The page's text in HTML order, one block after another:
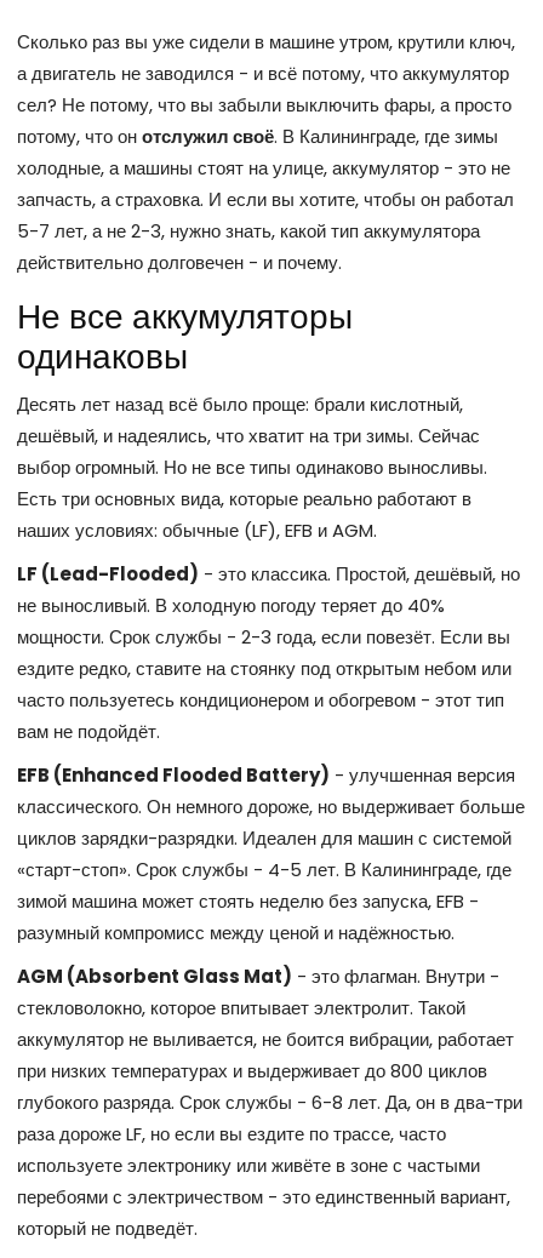
Сколько раз вы уже сидели в машине утром, крутили ключ,
а двигатель не заводился - и всё потому, что аккумулятор
сел? Не потому, что вы забыли выключить фары, а просто
потому, что онотслужил своё. В Калининграде, где зимы
холодные, а машины стоят на улице, аккумулятор - это не
запчасть, а страховка. И если вы хотите, чтобы он работал
5-7 лет, а не 2-3, нужно знать, какой тип аккумулятора
действительно долговечен - и почему.
Не все аккумуляторы
одинаковы
Десять лет назад всё было проще: брали кислотный,
дешёвый, и надеялись, что хватит на три зимы. Сейчас
выбор огромный. Но не все типы одинаково выносливы.
Есть три основных вида, которые реально работают в
наших условиях: обычные (LF), EFB и AGM.
LF (Lead-Flooded) - это классика. Простой, дешёвый, но
не выносливый. В холодную погоду теряет до 40%
мощности. Срок службы - 2-3 года, если повезёт. Если вы
ездите редко, ставите на стоянку под открытым небом или
часто пользуетесь кондиционером и обогревом - этот тип
вам не подойдёт.
EFB (Enhanced Flooded Battery) - улучшенная версия
классического. Он немного дороже, но выдерживает больше
циклов зарядки-разрядки. Идеален для машин с системой
«старт-стоп». Срок службы - 4-5 лет. В Калининграде, где
зимой машина может стоять неделю без запуска, EFB -
разумный компромисс между ценой и надёжностью.
AGM (Absorbent Glass Mat) - это флагман. Внутри -
стекловолокно, которое впитывает электролит. Такой
аккумулятор не выливается, не боится вибрации, работает
при низких температурах и выдерживает до 800 циклов
глубокого разряда. Срок службы - 6-8 лет. Да, он в два-три
раза дороже LF, но если вы ездите по трассе, часто
используете электронику или живёте в зоне с частыми
перебоями с электричеством - это единственный вариант,
который не подведёт.